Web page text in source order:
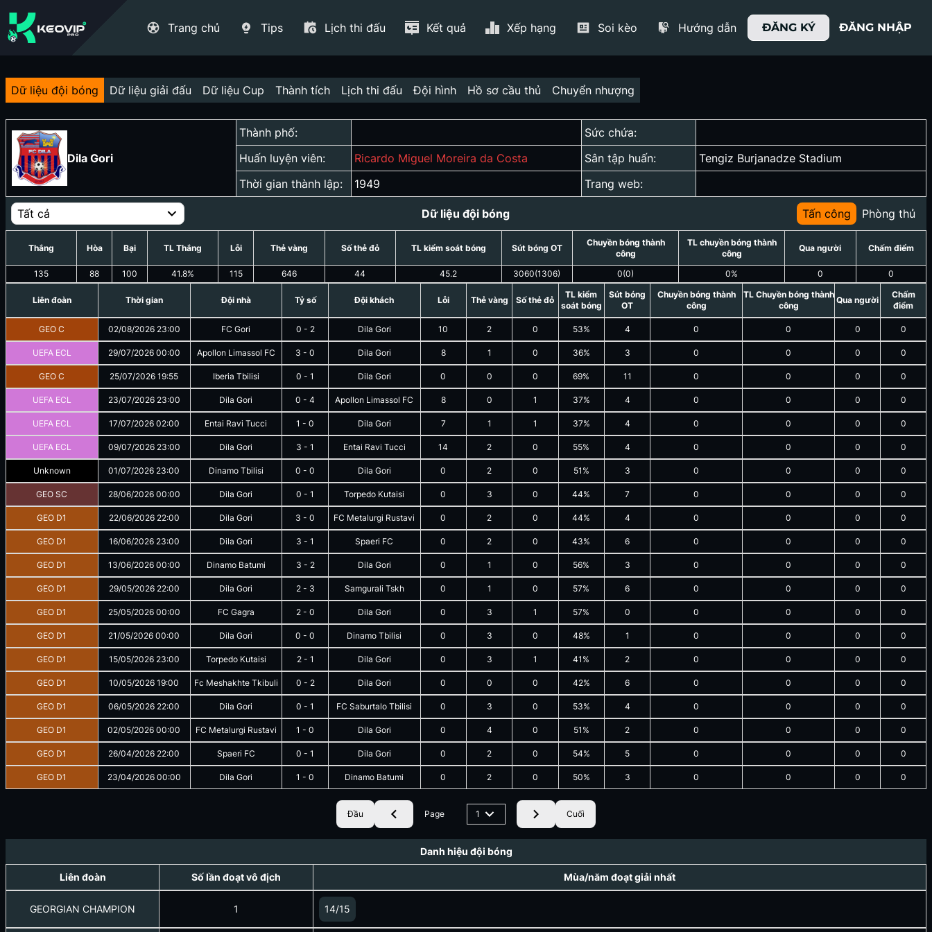
Trang chủ Tips Lịch thi đấu Kết quả Xếp hạng Soi kèo Hướng dẫn ĐĂNG KÝ ĐĂNG NHẬP
Dữ liệu đội bóng Dữ liệu giải đấu Dữ liệu Cup Thành tích Lịch thi đấu Đội hình Hồ sơ cầu thủ Chuyển nhượng
Dila Gori
Thành phố:
Sức chứa:
Huấn luyện viên:
Ricardo Miguel Moreira da Costa Sân tập huấn:
Tengiz Burjanadze Stadium
Thời gian thành lập:
1949 Trang web:
Tất cả Dữ liệu đội bóng Tấn công Phòng thủ
Thắng
135
Hòa
88
Bại
100
TL Thắng
41.8%
Lỗi
115
Thẻ vàng
646
Số thẻ đỏ
44
TL kiểm soát bóng
45.2
Sút bóng OT
3060(1306)
Chuyền bóng thành
công
0(0)
TL chuyền bóng thành
công
0%
Qua người
0
Chấm điểm
0
Liên đoàn Thời gian Đội nhà Tỷ số Đội khách Lỗi Thẻ vàng Số thẻ đỏ
TL kiểm
soát bóng
Sút bóng
OT
Chuyền bóng thành
công
TL Chuyền bóng thành
công
Qua người
Chấm
điểm
GEO C 02/08/2026 23:00 FC Gori 0 - 2 Dila Gori 10 2 0 53% 4 0 0 0 0
UEFA ECL 29/07/2026 00:00 Apollon Limassol FC 3 -0 Dila Gori 8 1 0 36% 3 0 0 0 0
GEO C 25/07/2026 19:55 Iberia Tbilisi 0 -1 Dila Gori 0 0 0 69% 11 0 0 0 0
UEFA ECL 23/07/2026 23:00 Dila Gori 0 -4 Apollon Limassol FC 8 0 1 37% 4 0 0 0 0
UEFA ECL 17/07/2026 02:00 Entai Ravi Tucci 1 -0 Dila Gori 7 1 1 37% 4 0 0 0 0
UEFA ECL 09/07/2026 23:00 Dila Gori 3 -1 Entai Ravi Tucci 14 2 0 55% 4 0 0 0 0
Unknown 01/07/2026 23:00 Dinamo Tbilisi 0 -0 Dila Gori 0 2 0 51% 3 0 0 0 0
GEO SC 28/06/2026 00:00 Dila Gori 0 -1 Torpedo Kutaisi 0 3 0 44% 7 0 0 0 0
GEO D1 22/06/2026 22:00 Dila Gori 3 -0 FC Metalurgi Rustavi 0 2 0 44% 4 0 0 0 0
GEO D1 16/06/2026 23:00 Dila Gori 3 -1 Spaeri FC 0 2 0 43% 6 0 0 0 0
GEO D1 13/06/2026 00:00 Dinamo Batumi 3 - 2 Dila Gori 0 1 0 56% 3 0 0 0 0
GEO D1 29/05/2026 22:00 Dila Gori 2- 3 Samgurali Tskh 0 1 0 57% 6 0 0 0 0
GEO D1 25/05/2026 00:00 FC Gagra 2- 0 Dila Gori 0 3 1 57% 0 0 0 0 0
GEO D1 21/05/2026 00:00 Dila Gori 0 -0 Dinamo Tbilisi 0 3 0 48% 1 0 0 0 0
GEO D1 15/05/2026 23:00 Torpedo Kutaisi 2- 1 Dila Gori 0 3 1 41% 2 0 0 0 0
GEO D1 10/05/2026 19:00 Fc Meshakhte Tkibuli 0 - 2 Dila Gori 0 0 0 42% 6 0 0 0 0
GEO D1 06/05/2026 22:00 Dila Gori 0 -1 FC Saburtalo Tbilisi 0 3 0 53% 4 0 0 0 0
GEO D1 02/05/2026 00:00 FC Metalurgi Rustavi 1 -0 Dila Gori 0 4 0 51% 2 0 0 0 0
GEO D1 26/04/2026 22:00 Spaeri FC 0 -1 Dila Gori 0 2 0 54% 5 0 0 0 0
GEO D1 23/04/2026 00:00 Dila Gori 1 -0 Dinamo Batumi 0 2 0 50% 3 0 0 0 0
Đầu Page 1 Cuối
Danh hiệu đội bóng
Liên đoàn Số lần đoạt vô địch Mùa/năm đoạt giải nhất
GEORGIAN CHAMPION 1 14/15